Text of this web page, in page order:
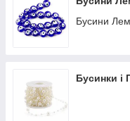
Бусини
Бусинки і